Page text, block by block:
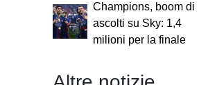
Champions, boom di
ascolti su Sky: 1,4
milioni per la finale